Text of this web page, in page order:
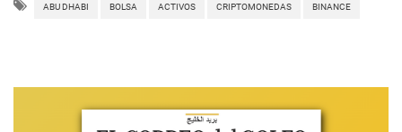
ABU DHABI BOLSA ACTIVOS CRIPTOMONEDAS BINANCE